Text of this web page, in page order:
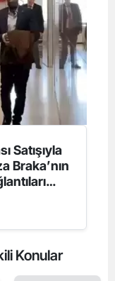
Satışıyla
Braka’nın
Konular